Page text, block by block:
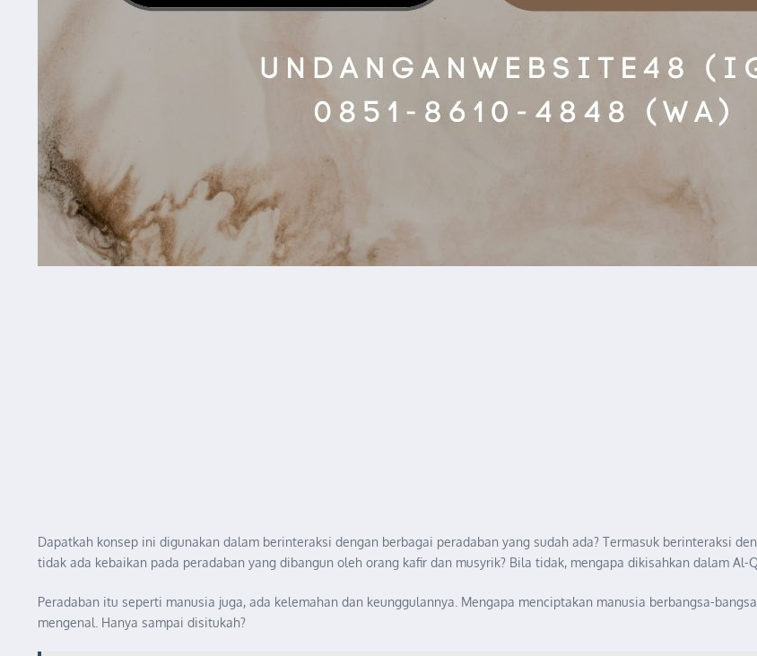
Dapatkah konsep ini digunakan dalam berinteraksi dengan berbagai peradaban yang sudah ada? Termasuk berinteraksi
tidak ada kebaikan pada peradaban yang dibangun oleh orang kafir dan musyrik? Bila tidak, mengapa dikisahkan dalam Al-
Peradaban itu seperti manusia juga, ada kelemahan dan keunggulannya. Mengapa menciptakan manusia berbangsa-
mengenal. Hanya sampai disitukah?